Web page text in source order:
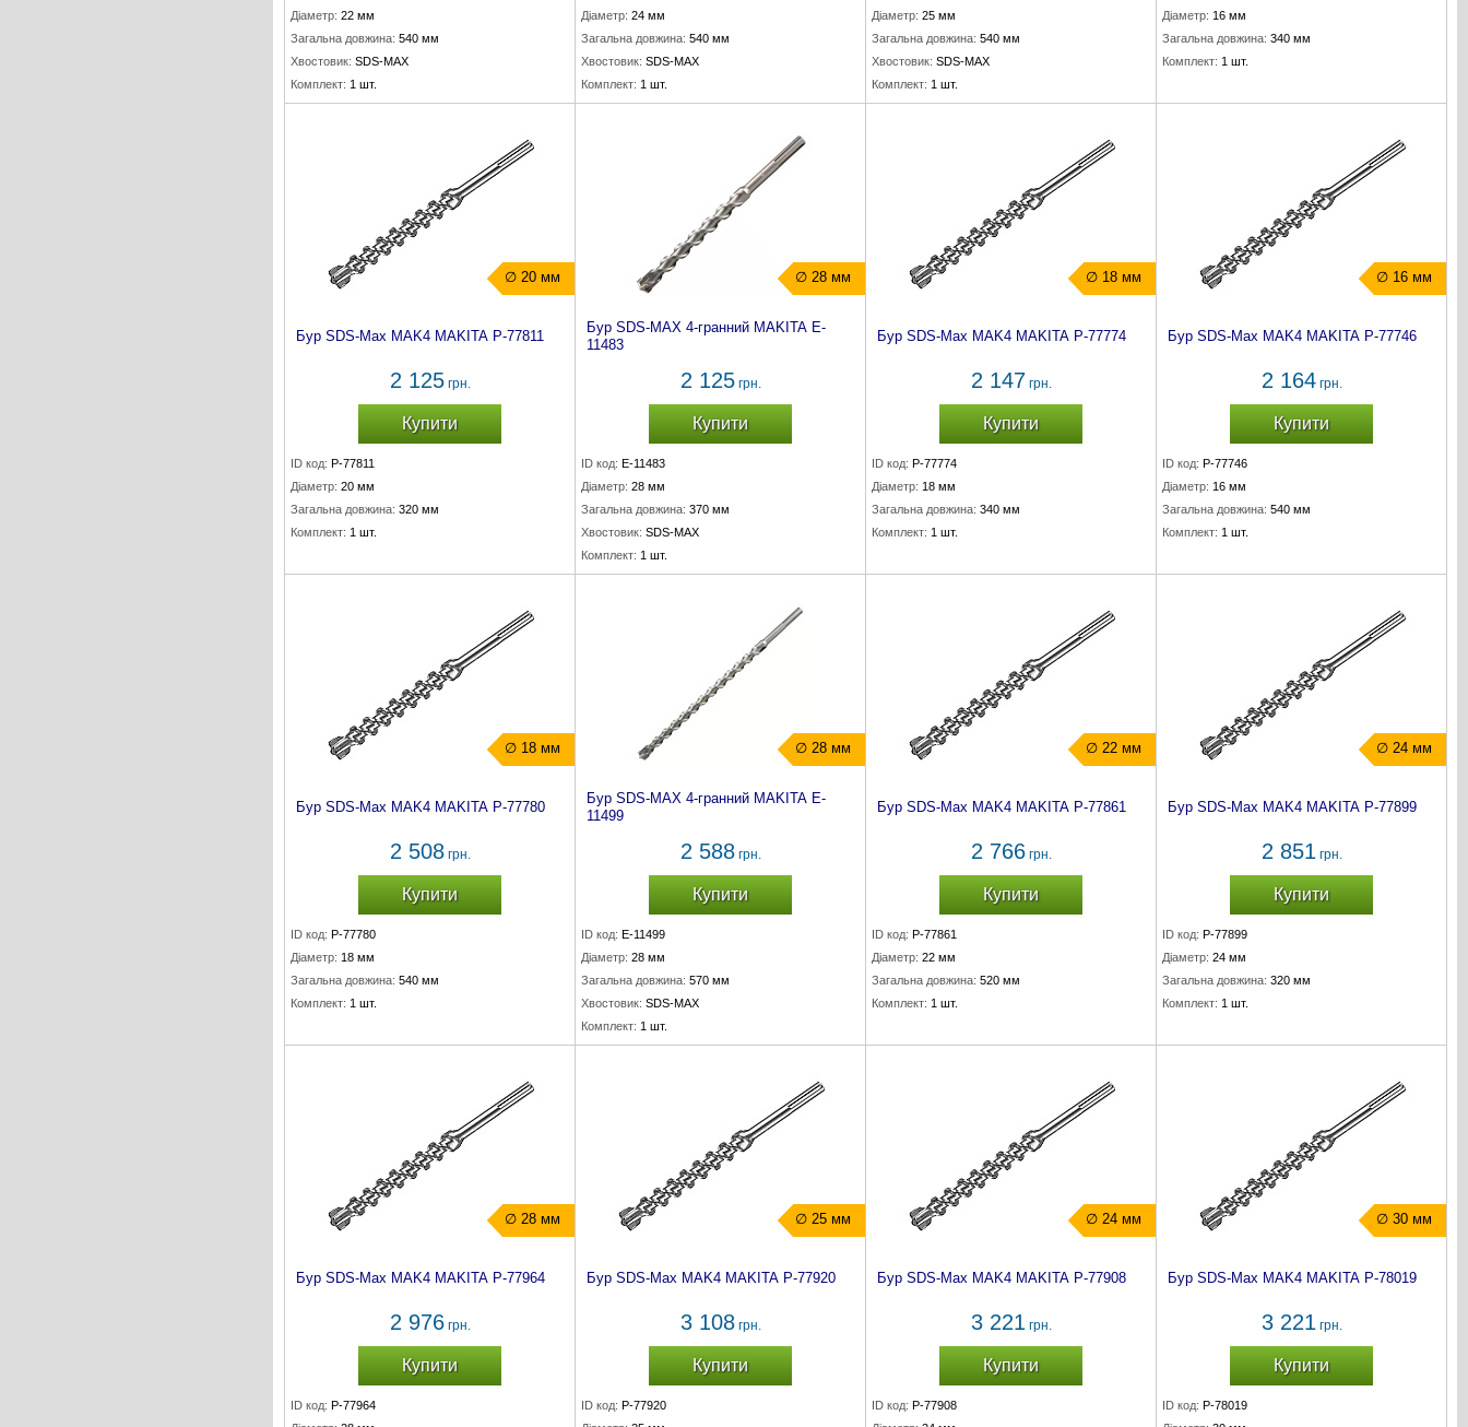
Діаметр: 22 мм
Загальна довжина: 540 мм
Хвостовик: SDS-MAX
Комплект: 1 шт.
Діаметр: 24 мм
Загальна довжина: 540 мм
Хвостовик: SDS-MAX
Комплект: 1 шт.
Діаметр: 25 мм
Загальна довжина: 540 мм
Хвостовик: SDS-MAX
Комплект: 1 шт.
Діаметр: 16 мм
Загальна довжина: 340 мм
Комплект: 1 шт.
∅ 20 мм
Бур SDS-Max MAK4 MAKITA P-77811
2 125грн.
Купити
ID код: P-77811
Діаметр: 20 мм
Загальна довжина: 320 мм
Комплект: 1 шт.
∅ 28 мм
Бур SDS-MAX 4-гранний MAKITA E-
11483
2 125грн.
Купити
ID код: E-11483
Діаметр: 28 мм
Загальна довжина: 370 мм
Хвостовик: SDS-MAX
Комплект: 1 шт.
∅ 18 мм
Бур SDS-Max MAK4 MAKITA P-77774
2 147 грн.
Купити
ID код: P-77774
Діаметр: 18 мм
Загальна довжина: 340 мм
Комплект: 1 шт.
∅ 16 мм
Бур SDS-Max MAK4 MAKITA P-77746
2 164грн.
Купити
ID код: P-77746
Діаметр: 16 мм
Загальна довжина: 540 мм
Комплект: 1 шт.
∅ 18 мм
Бур SDS-Max MAK4 MAKITA P-77780
2 508грн.
Купити
ID код: P-77780
Діаметр: 18 мм
Загальна довжина: 540 мм
Комплект: 1 шт.
∅ 28 мм
Бур SDS-MAX 4-гранний MAKITA E-
11499
2 588грн.
Купити
ID код: E-11499
Діаметр: 28 мм
Загальна довжина: 570 мм
Хвостовик: SDS-MAX
Комплект: 1 шт.
∅ 22 мм
Бур SDS-Max MAK4 MAKITA P-77861
2 766грн.
Купити
ID код: P-77861
Діаметр: 22 мм
Загальна довжина: 520 мм
Комплект: 1 шт.
∅ 24 мм
Бур SDS-Max MAK4 MAKITA P-77899
2 851грн.
Купити
ID код: P-77899
Діаметр: 24 мм
Загальна довжина: 320 мм
Комплект: 1 шт.
∅ 28 мм
Бур SDS-Max MAK4 MAKITA P-77964
2 976грн.
Купити
ID код: P-77964
∅ 25 мм
Бур SDS-Max MAK4 MAKITA P-77920
3 108грн.
Купити
ID код: P-77920
∅ 24 мм
Бур SDS-Max MAK4 MAKITA P-77908
3 221грн.
Купити
ID код: P-77908
∅ 30 мм
Бур SDS-Max MAK4 MAKITA P-78019
3 221грн.
Купити
ID код: P-78019